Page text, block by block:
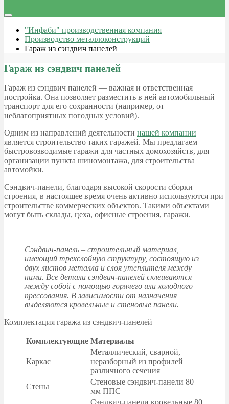
"Инфаби" производственная компания
Производство металлоконструкций
Гараж из сэндвич панелей
Гараж из сэндвич панелей
Гараж из сэндвич панелей — важная и ответственная
постройка. Она позволяет разместить в ней автомобильный
транспорт для его сохранности (например, от
неблагоприятных погодных условий).
Одним из направлений деятельности нашей компании
является строительство таких гаражей. Мы предлагаем
быстровозводимые гаражи для частных домохозяйств, для
организации пункта шиномонтажа, для строительства
автомойки.
Сэндвич-панели, благодаря высокой скорости сборки
строения, в настоящее время очень активно используются при
строительстве коммерческих объектов. Такими объектами
могут быть склады, цеха, офисные строения, гаражи.
Сэндвич-панель – строительный материал,
имеющий трехслойную структуру, состоящую из
двух листов металла и слоя утеплителя между
ними. Все детали сэндвич-панелей склеиваются
между собой с помощью горячего или холодного
прессования. В зависимости от назначения
выделяются кровельные и стеновые панели.
Комплектация гаража из сэндвич-панелей
Комплектующие Материалы
Каркас
Металлический, сварной,
неразборный из профилей
различного сечения
Стены
Стеновые сэндвич-панели 80
мм ППС